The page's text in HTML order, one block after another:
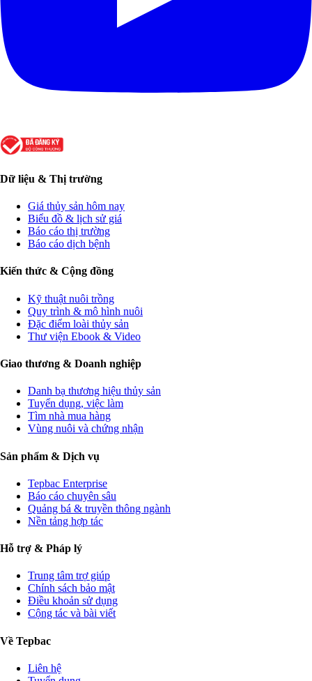
Dữ liệu & Thị trường
Giá thủy sản hôm nay
Biểu đồ & lịch sử giá
Báo cáo thị trường
Báo cáo dịch bệnh
Kiến thức & Cộng đồng
Kỹ thuật nuôi trồng
Quy trình & mô hình nuôi
Đặc điểm loài thủy sản
Thư viện Ebook & Video
Giao thương & Doanh nghiệp
Danh bạ thương hiệu thủy sản
Tuyển dụng, việc làm
Tìm nhà mua hàng
Vùng nuôi và chứng nhận
Sản phẩm & Dịch vụ
Tepbac Enterprise
Báo cáo chuyên sâu
Quảng bá & truyền thông ngành
Nền tảng hợp tác
Hỗ trợ & Pháp lý
Trung tâm trợ giúp
Chính sách bảo mật
Điều khoản sử dụng
Cộng tác và bài viết
Về Tepbac
Liên hệ